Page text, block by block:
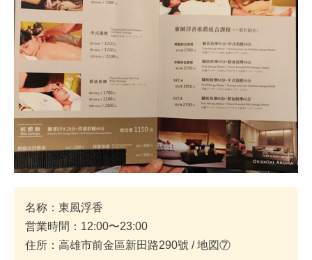
名称：東風浮香
営業時間：12:00〜23:00
住所：高雄市前金區新田路290號 / 地図⑦